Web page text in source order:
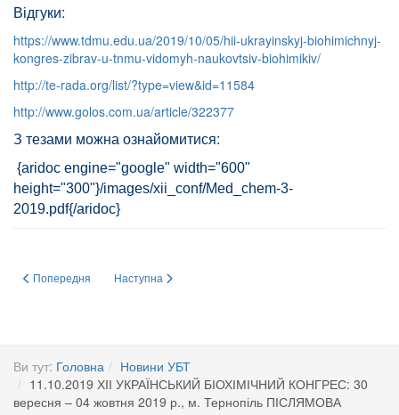
Відгуки:
https://www.tdmu.edu.ua/2019/10/05/hii-ukrayinskyj-biohimichnyj-
kongres-zibrav-u-tnmu-vidomyh-naukovtsiv-biohimikiv/
http://te-rada.org/list/?type=view&id=11584
http://www.golos.com.ua/article/322377
З тезами можна ознайомитися:
{aridoc engine="google" width="600"
height="300"}/images/xii_conf/Med_chem-3-
2019.pdf{/aridoc}
Попередня стаття: Газета Кабінету Міністрів України "Урядовий кур'єр"
Попередня Наступна стаття: Редагування геному за допомогою
Наступна
Ви тут: Головна
Новини УБТ
11.10.2019 ХІІ УКРАЇНСЬКИЙ БІОХІМІЧНИЙ КОНГРЕС: 30
вересня – 04 жовтня 2019 р., м. Тернопіль ПІСЛЯМОВА